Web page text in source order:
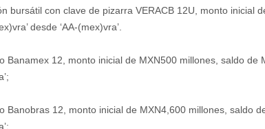
bursátil con clave de pizarra VERACB 12U, monto inicial
desde ‘AA-(mex)vra’.
Banamex 12, monto inicial de MXN500 millones, saldo de
Banobras 12, monto inicial de MXN4,600 millones, saldo